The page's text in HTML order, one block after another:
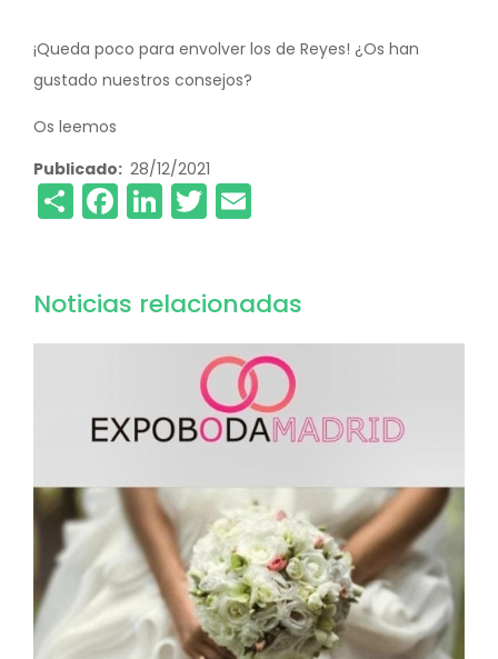
¡Queda poco para envolver los de Reyes! ¿Os han
gustado nuestros consejos?
Os leemos
Publicado 28/12/2021
ShareFacebook
LinkedIn
Twitter
Noticias relacionadas